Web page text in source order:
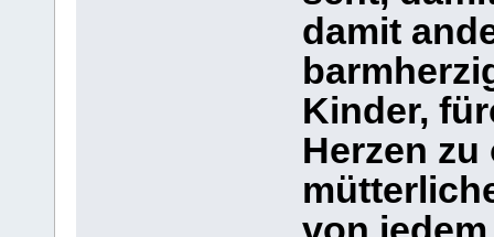
damit
Kinder,
Herzen